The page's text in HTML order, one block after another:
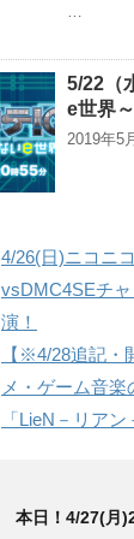
…
5/22（
e世界
2019年5
4/26(日)ニコニ
vsDMC4SEチ
演！
【※4/28追記・
メ・ゲーム音
「LieN－リア
本日！4/27(月